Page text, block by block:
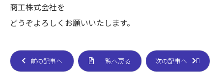
商工株式会社を
どうぞよろしくお願いいたします。
前の記事へ 一覧へ戻る 次の記事へ